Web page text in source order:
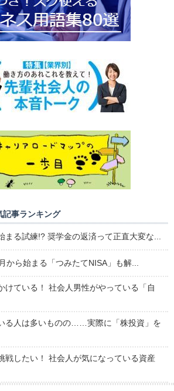
記事ランキング
まる試練!? 奨学金の返済って正直大変な...
から始まる「つみたてNISA」も解...
けている！ 社会人男性がやっている「自
る人は多いものの……実際に「株投資」を
戦したい！ 社会人が気になっている資産